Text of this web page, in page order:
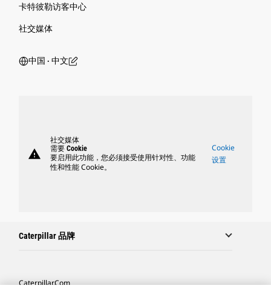
卡特彼勒访客中心
社交媒体
中国 ‧ 中文
warning
社交媒体
需要 Cookie
要启用此功能，您必须接受使用针对性、功能
性和性能 Cookie。
Cookie
设置
Caterpillar 品牌
Caterpillar.com